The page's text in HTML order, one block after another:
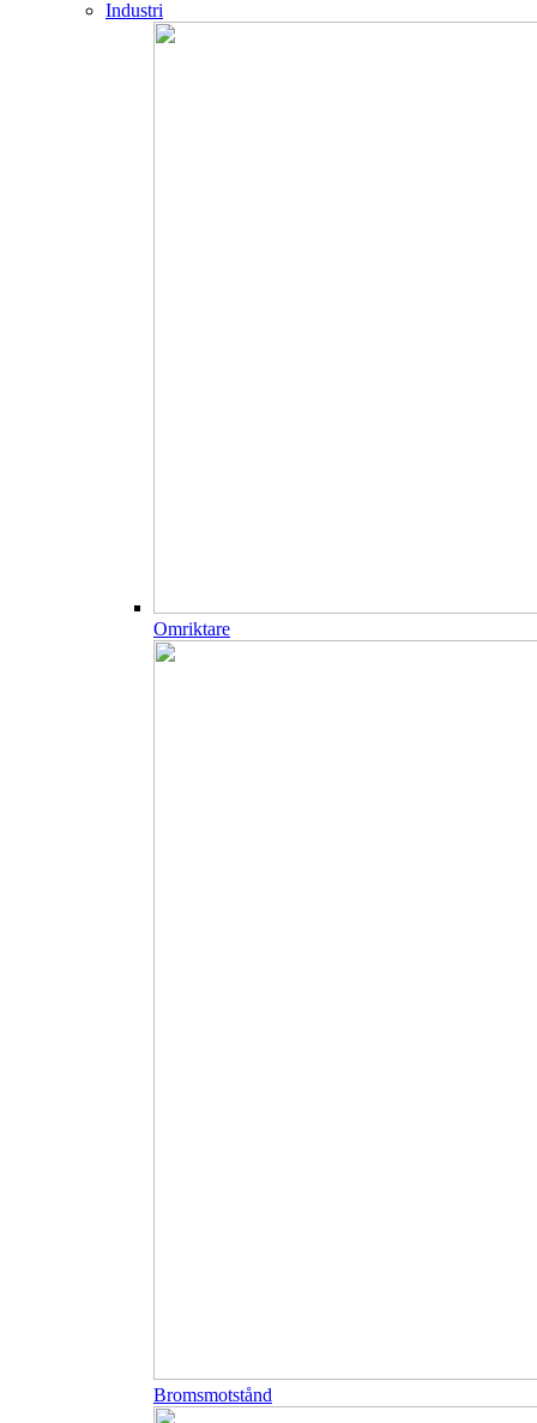
Industri
Omriktare
Bromsmotstånd